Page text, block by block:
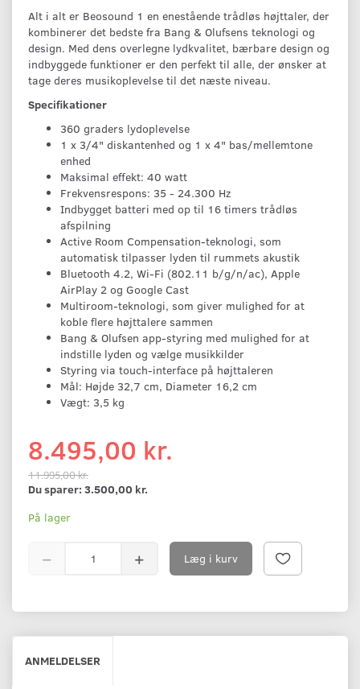
Alt i alt er Beosound 1 en enestående trådløs højttaler, der
kombinerer det bedste fra Bang & Olufsens teknologi og
design. Med dens overlegne lydkvalitet, bærbare design og
indbyggede funktioner er den perfekt til alle, der ønsker at
tage deres musikoplevelse til det næste niveau.
Specifikationer
360 graders lydoplevelse
1 x 3/4" diskantenhed og 1 x 4" bas/mellemtone
enhed
Maksimal effekt: 40 watt
Frekvensrespons: 35 - 24.300 Hz
Indbygget batteri med op til 16 timers trådløs
afspilning
Active Room Compensation-teknologi, som
automatisk tilpasser lyden til rummets akustik
Bluetooth 4.2, Wi-Fi (802.11 b/g/n/ac), Apple
AirPlay 2 og Google Cast
Multiroom-teknologi, som giver mulighed for at
koble flere højttalere sammen
Bang & Olufsen app-styring med mulighed for at
indstille lyden og vælge musikkilder
Styring via touch-interface på højttaleren
Mål: Højde 32,7 cm, Diameter 16,2 cm
Vægt: 3,5 kg
8.495,00 kr.
11.995,00 kr.
Du sparer: 3.500,00 kr.
På lager
Læg i kurv
ANMELDELSER